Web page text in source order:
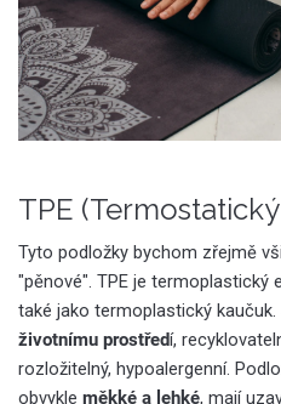
TPE
Tyto podložky bychom zřejmě
"pěnové". TPE je termoplastický
také jako termoplastický
životnímu prostředí,
rozložitelný, hypoalergenní.
obvykle měkké a lehké, mají